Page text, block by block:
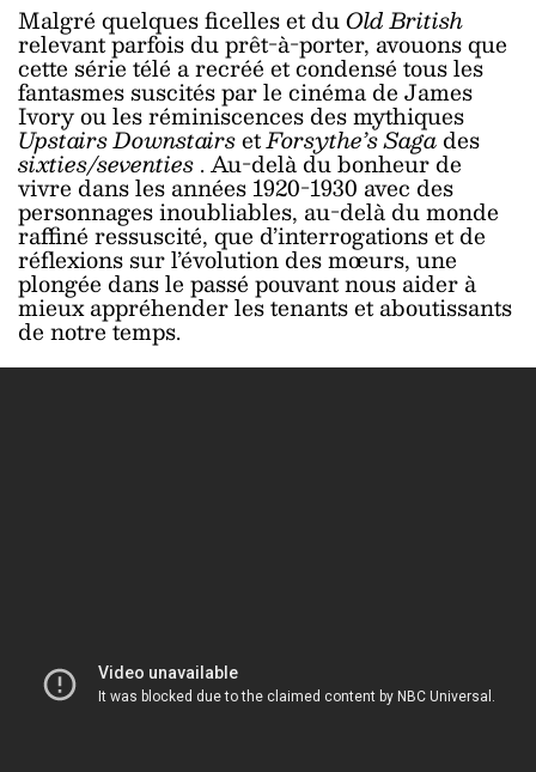
Malgré quelques ficelles et duOld British
relevant parfois du prêt-à-porter, avouons que
cette série télé a recréé et condensé tous les
fantasmes suscités par le cinéma de James
Ivory ou les réminiscences des mythiques
Upstairs DownstairsetForsythe’s Sagades
sixties/seventies. Au-delà du bonheur de
vivre dans les années 1920-1930 avec des
personnages inoubliables, au-delà du monde
raffiné ressuscité, que d’interrogations et de
réflexions sur l’évolution des mœurs, une
plongée dans le passé pouvant nous aider à
mieux appréhender les tenants et aboutissants
de notre temps.